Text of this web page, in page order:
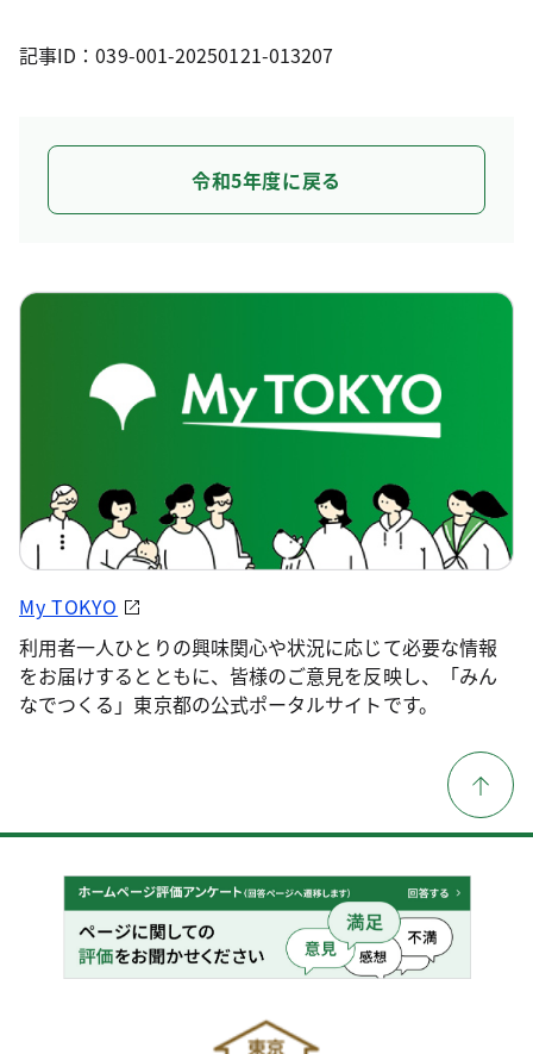
記事ID：039-001-20250121-013207
令和5年度に戻る
My TOKYO
利用者一人ひとりの興味関心や状況に応じて必要な情報
をお届けするとともに、皆様のご意見を反映し、「みん
なでつくる」東京都の公式ポータルサイトです。